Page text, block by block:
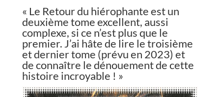
« Le Retour du hiérophante est un
deuxième tome excellent, aussi
complexe, si ce n’est plus que le
premier. J’ai hâte de lire le troisième
et dernier tome (prévu en 2023) et
de connaître le dénouement de cette
histoire incroyable ! »